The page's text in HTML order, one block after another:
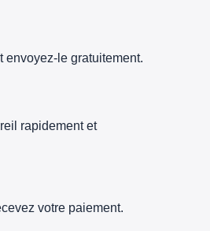
envoyez-le gratuitement.
rapidement et
votre paiement.